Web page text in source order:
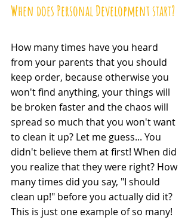
When does Personal Development start?
How many times have you heard
from your parents that you should
keep order, because otherwise you
won't find anything, your things will
be broken faster and the chaos will
spread so much that you won't want
to clean it up? Let me guess... You
didn't believe them at first! When did
you realize that they were right? How
many times did you say, "I should
clean up!" before you actually did it?
This is just one example of so many!